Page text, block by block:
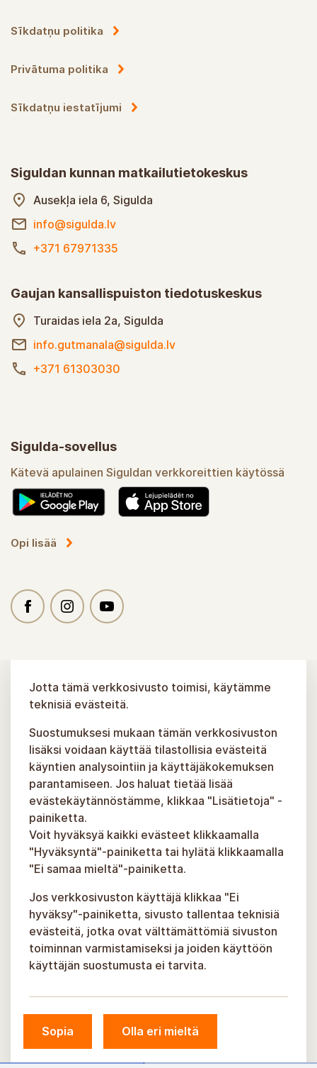
Sīkdatņu politika
Privātuma politika
Sīkdatņu iestatījumi
Siguldan kunnan matkailutietokeskus
Ausekļa iela 6, Sigulda
info@sigulda.lv
+371 67971335
Gaujan kansallispuiston tiedotuskeskus
Turaidas iela 2a, Sigulda
info.gutmanala@sigulda.lv
+371 61303030
Sigulda-sovellus
Kätevä apulainen Siguldan verkkoreittien käytössä
Opi lisää
© Siguldan kunta, 2026.
Jotta tämä verkkosivusto toimisi, käytämme
teknisiä evästeitä.
Suostumuksesi mukaan tämän verkkosivuston
lisäksi voidaan käyttää tilastollisia evästeitä
käyntien analysointiin ja käyttäjäkokemuksen
parantamiseen. Jos haluat tietää lisää
evästekäytännöstämme, klikkaa "Lisätietoja" -
painiketta.
Voit hyväksyä kaikki evästeet klikkaamalla
"Hyväksyntä"-painiketta tai hylätä klikkaamalla
"Ei samaa mieltä"-painiketta.
Jos verkkosivuston käyttäjä klikkaa "Ei
hyväksy"-painiketta, sivusto tallentaa teknisiä
evästeitä, jotka ovat välttämättömiä sivuston
toiminnan varmistamiseksi ja joiden käyttöön
käyttäjän suostumusta ei tarvita.
Sopia Olla eri mieltä